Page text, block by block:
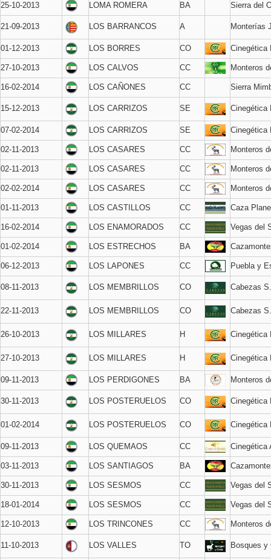
25-10-2013 LOMA ROMERA BA Sierra del
21-09-2013 LOS BARRANCOS A Monterías
01-12-2013 LOS BORRES CO Cinegética
27-10-2013 LOS CALVOS CC Monteros
16-02-2014 LOS CAÑONES CC Sierra
15-12-2013 LOS CARRIZOS SE Cinegética
07-02-2014 LOS CARRIZOS SE Cinegética
02-11-2013 LOS CASARES CC Monteros
02-11-2013 LOS CASARES CC Monteros
02-02-2014 LOS CASARES CC Monteros
01-11-2013 LOS CASTILLOS CC Caza
16-02-2014 LOS ENAMORADOS CC Vegas del
01-02-2014 LOS ESTRECHOS BA
06-12-2013 LOS LAPONES CC Puebla y
08-11-2013 LOS MEMBRILLOS CO Cabezas
22-11-2013 LOS MEMBRILLOS CO Cabezas
26-10-2013 LOS MILLARES H Cinegética
27-10-2013 LOS MILLARES H Cinegética
09-11-2013 LOS PERDIGONES BA Monteros
30-11-2013 LOS POSTERUELOS CO Cinegética
01-02-2014 LOS POSTERUELOS CO Cinegética
09-11-2013 LOS QUEMAOS CC Cinegética
03-11-2013 LOS SANTIAGOS BA
30-11-2013 LOS SESMOS CC Vegas del
18-01-2014 LOS SESMOS CC Vegas del
12-10-2013 LOS TRINCONES CC Monteros
11-10-2013 LOS VALLES TO Bosques y